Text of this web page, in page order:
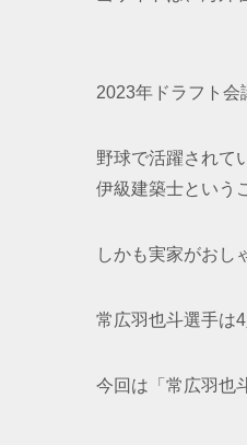
2023年ドラフト会
野球で活躍されて
伊級建築士という
しかも実家がおし
常広羽也斗選手は
今回は「常広羽也